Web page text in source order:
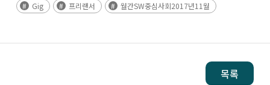
Gig 프리랜서 월간SW중심사회2017년11월
목록